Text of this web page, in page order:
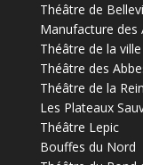
Théâtre de
Manufacture des
Théâtre de la ville
Théâtre des
Théâtre de la
Les Plateaux
Théâtre Lepic
Bouffes du Nord